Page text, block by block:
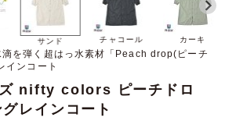
サンド チャコール カーキ
を弾く超はっ水素材「Peach drop(ピーチ
インコート
ズ nifty colors ピーチドロ
レインコート